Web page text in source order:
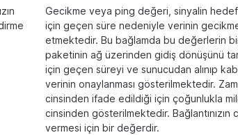
Gecikme veya ping değeri, sinyalin
için geçen süre nedeniyle verinin
etmektedir. Bu bağlamda bu değerlerin
paketinin ağ üzerinden gidiş dönüşünü
için geçen süreyi ve sunucudan alınıp
verinin onaylanması gösterilmektedir.
cinsinden ifade edildiği için çoğunlukla
cinsinden gösterilmektedir. Bağlantınızın
vermesi için bir değerdir.